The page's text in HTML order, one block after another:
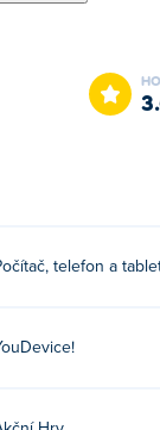
z našich
telefon a